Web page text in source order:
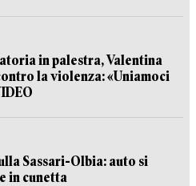
in palestra, Valentina
la violenza: «Uniamoci
Sassari-Olbia: auto si
in cunetta